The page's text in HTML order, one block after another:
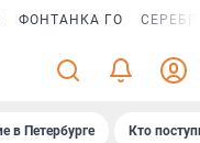
ФОНТАНКА ГО
в Петербурге Кто